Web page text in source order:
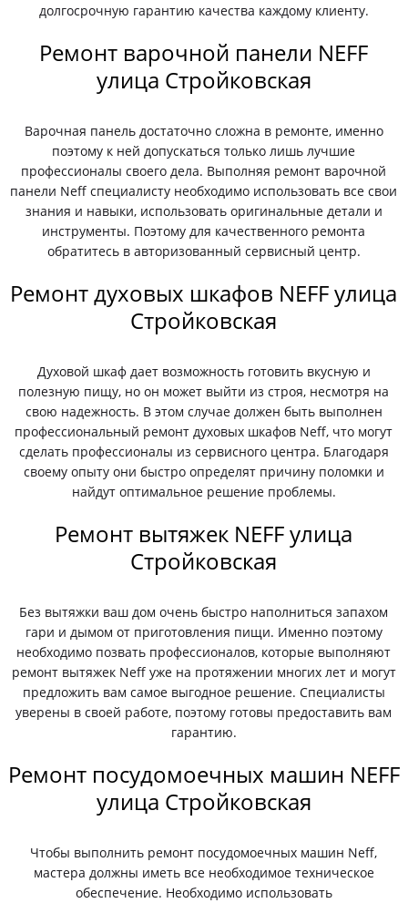
долгосрочную гарантию качества каждому клиенту.
Ремонт варочной панели NEFF
улица Стройковская
Варочная панель достаточно сложна в ремонте, именно
поэтому к ней допускаться только лишь лучшие
профессионалы своего дела. Выполняя ремонт варочной
панели Neff специалисту необходимо использовать все свои
знания и навыки, использовать оригинальные детали и
инструменты. Поэтому для качественного ремонта
обратитесь в авторизованный сервисный центр.
Ремонт духовых шкафов NEFF улица
Стройковская
Духовой шкаф дает возможность готовить вкусную и
полезную пищу, но он может выйти из строя, несмотря на
свою надежность. В этом случае должен быть выполнен
профессиональный ремонт духовых шкафов Neff, что могут
сделать профессионалы из сервисного центра. Благодаря
своему опыту они быстро определят причину поломки и
найдут оптимальное решение проблемы.
Ремонт вытяжек NEFF улица
Стройковская
Без вытяжки ваш дом очень быстро наполниться запахом
гари и дымом от приготовления пищи. Именно поэтому
необходимо позвать профессионалов, которые выполняют
ремонт вытяжек Neff уже на протяжении многих лет и могут
предложить вам самое выгодное решение. Специалисты
уверены в своей работе, поэтому готовы предоставить вам
гарантию.
Ремонт посудомоечных машин NEFF
улица Стройковская
Чтобы выполнить ремонт посудомоечных машин Neff,
мастера должны иметь все необходимое техническое
обеспечение. Необходимо использовать